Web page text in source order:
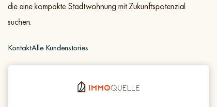
die eine kompakte Stadtwohnung mit Zukunftspotenzial
suchen.
KontaktAlle Kundenstories